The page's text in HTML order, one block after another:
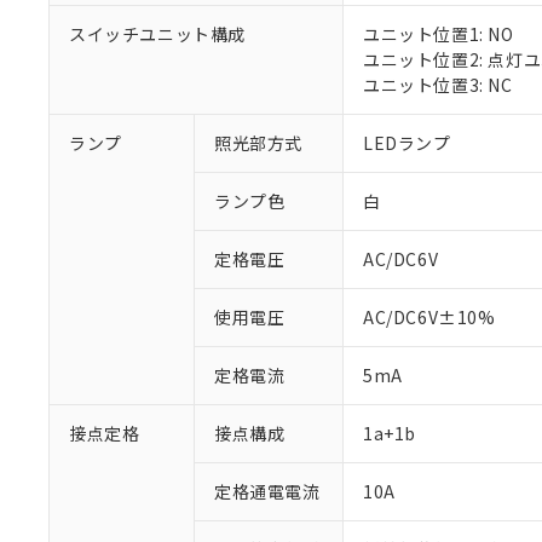
スイッチユニット構成
ユニット位置1: NO
ユニット位置2: 点灯
ユニット位置3: NC
ランプ 照光部方式 LEDランプ
ランプ色 白
定格電圧 AC/DC6V
使用電圧 AC/DC6V±10%
定格電流 5mA
接点定格 接点構成 1a+1b
定格通電電流 10A
ご利用条件
以下の条件をお読
当社制御機
のであり、
※1 対応状況
対応済み：EU
調査・確認中：
非該当品：ライセ
仕入先様の事情に
があります。
鉛(Pb) 1000ppm以下、
ル（DBP） 1000ppm以
フタル酸エステル類の
「○」：最大均質
「×」：最大均質
「－」：未確認で
*中国RoHS10物質の基
Pb(鉛) :1000ppm、
Cr(Ⅵ)(六価クロム) :
DBP(フタル酸ジブチル
DEHP(フタル酸ビス(2-
などの必要
ます。
置等に一切
記
説明